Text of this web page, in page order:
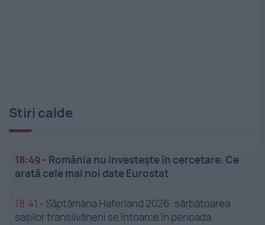
Stiri calde
18:49 - România nu investește în cercetare. Ce
arată cele mai noi date Eurostat
18:41 - Săptămâna Haferland 2026: sărbătoarea
sașilor transilvăneni se întoarce în perioada